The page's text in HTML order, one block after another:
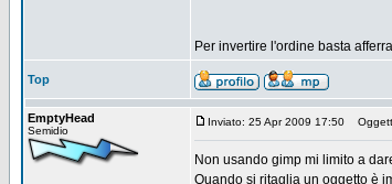
Per invertire l'ordine basta
Top
EmptyHead
Semidio
Inviato: 25 Apr 2009 17:50
Non usando gimp mi limito a
Quando si ritaglia un oggetto è